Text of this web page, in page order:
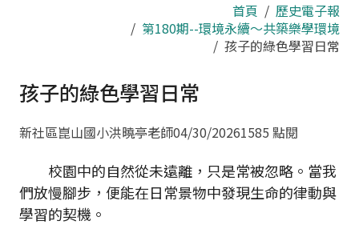
首頁
歷史電子報
第180期--環境永續～共築樂學環境
孩子的綠色學習日常
孩子的綠色學習日常
新社區崑山國小洪曉亭老師04/30/20261585 點閱
校園中的自然從未遠離，只是常被忽略。當我
們放慢腳步，便能在日常景物中發現生命的律動與
學習的契機。